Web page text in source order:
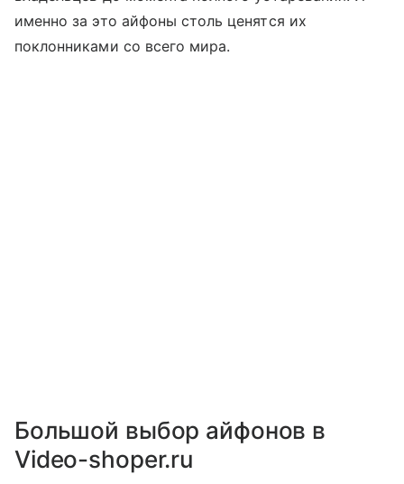
именно за это айфоны столь ценятся их
поклонниками со всего мира.
Большой выбор айфонов в
Video-shoper.ru